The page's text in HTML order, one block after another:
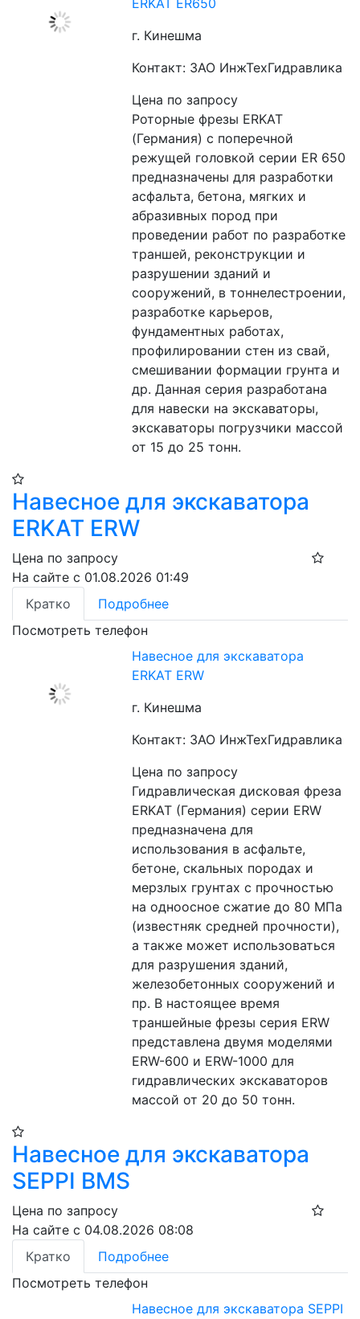
ERKAT ER650
г. Кинешма
Контакт: ЗАО ИнжТехГидравлика
Цена по запросу
Роторные фрезы ERKAT
(Германия) c поперечной
режущей головкой серии ER 650
предназначены для разработки
асфальта, бетона, мягких и
абразивных пород при
проведении работ по разработке
траншей, реконструкции и
разрушении зданий и
сооружений, в тоннелестроении,
разработке карьеров,
фундаментных работах,
профилировании стен из свай,
смешивании формации грунта и
др. Данная серия разработана
для навески на экскаваторы,
экскаваторы погрузчики массой
от 15 до 25 тонн.
Навесное для экскаватора
ERKAT ERW
Цена по запросу
На сайте с 01.08.2026 01:49
Кратко
Подробнее
Посмотреть телефон
Навесное для экскаватора
ERKAT ERW
г. Кинешма
Контакт: ЗАО ИнжТехГидравлика
Цена по запросу
Гидравлическая дисковая фреза
ERKAT (Германия) серии ERW
предназначена для
использования в асфальте,
бетоне, скальных породах и
мерзлых грунтах с прочностью
на одноосное сжатие до 80 МПа
(известняк средней прочности),
а также может использоваться
для разрушения зданий,
железобетонных сооружений и
пр. В настоящее время
траншейные фрезы серия ERW
представлена двумя моделями
ERW-600 и ERW-1000 для
гидравлических экскаваторов
массой от 20 до 50 тонн.
Навесное для экскаватора
SEPPI BMS
Цена по запросу
На сайте с 04.08.2026 08:08
Кратко
Подробнее
Посмотреть телефон
Навесное для экскаватора SEPPI